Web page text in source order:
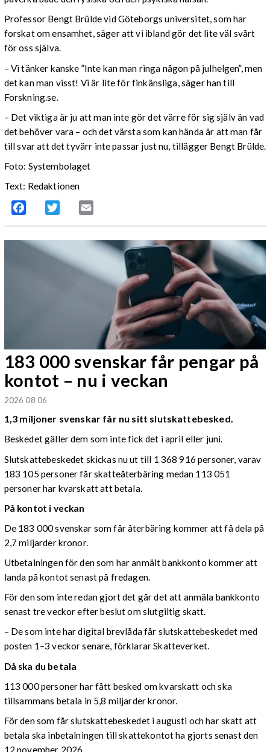
Professor Bengt Brülde vid Göteborgs universitet, som har
forskat om ensamhet, säger att vi ibland gör det lite väl svårt
för oss själva.
– Vi tänker kanske ”Inte kan man ringa någon på julhelgen”, men
det kan man visst! Vi är lite för finkänsliga, säger han till
Forskning.se.
– Det viktiga är ju att man inte gör det värre för sig själv än vad
det behöver vara – och det värsta som kan hända är att man får
till svar att det tyvärr inte passar just nu, tillägger Bengt Brülde.
Foto: Systembolaget
Text: Redaktionen
Facebook Twitter
183 000 svenskar får pengar på
kontot – nu i veckan
2026 08 06
1,3 miljoner svenskar får nu sitt slutskattebesked.
Beskedet gäller dem som inte fick det i april eller juni.
Slutskattebeskedet skickas nu ut till 1 368 916 personer, varav
183 105 personer får skatteåterbäring medan 113 051
personer har kvarskatt att betala.
På kontot i veckan
De 183 000 svenskar som får återbäring kommer att få dela på
2,7 miljarder kronor.
Utbetalningen för den som har anmält bankkonto kommer att
landa på kontot senast på fredagen.
För den som inte redan gjort det går det att anmäla bankkonto
senast tre veckor efter beslut om slutgiltig skatt.
– De som inte har digital brevlåda får slutskattebeskedet med
posten 1–3 veckor senare, förklarar Skatteverket.
Då ska du betala
113 000 personer har fått besked om kvarskatt och ska
tillsammans betala in 5,8 miljarder kronor.
För den som får slutskattebeskedet i augusti och har skatt att
betala ska inbetalningen till skattekontot ha gjorts senast den
12 november 2026.